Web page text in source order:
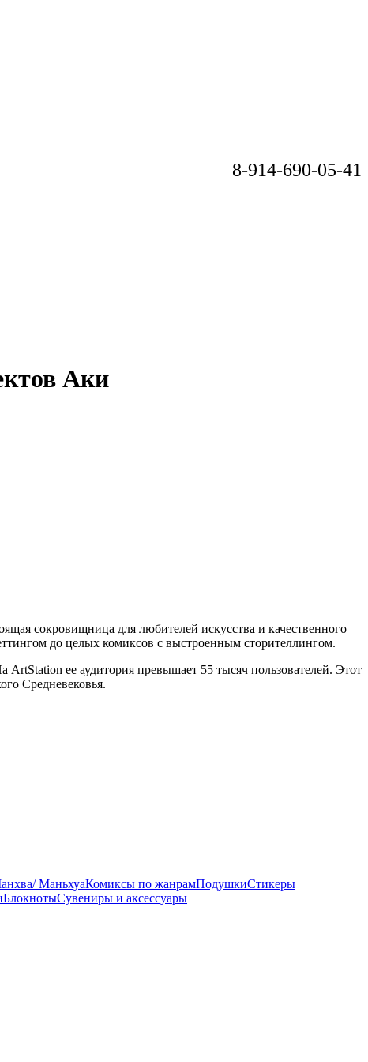
8-914-690-05-41
Аки
сокровищница для любителей искусства и качественного
до целых комиксов с выстроенным сторителлингом.
ее аудитория превышает 55 тысяч пользователей. Этот
Средневековья.
МаньхуаКомиксы по жанрамПодушкиСтикеры
БлокнотыСувениры и аксессуары